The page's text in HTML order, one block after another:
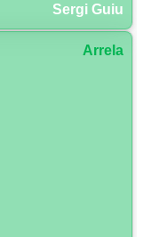
Sergi Guiu
Arrela